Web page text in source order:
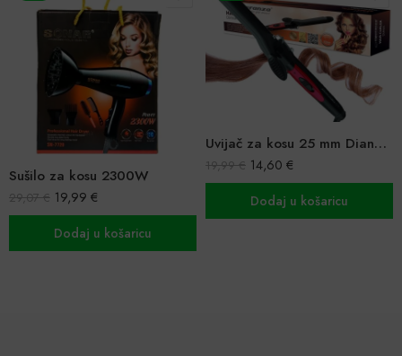
Sušilo za kosu 2300W
29,07€ 19,99 €
Dodaj u košaricu
Uvijač za kosu 25 mm Diana Esperanza
19,99€ 14,60 €
Dodaj u košaricu